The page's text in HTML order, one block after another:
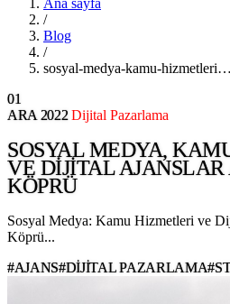
/
Blog
/
sosyal-medya-kamu-hizmetleri…
01
ARA 2022 Dijital Pazarlama
SOSYAL MEDYA,
VE DIJITAL
KÖPRÜ
Sosyal Medya: Kamu Hizmetleri ve
Köprü...
#AJANS#DIJITAL PAZARLAMA